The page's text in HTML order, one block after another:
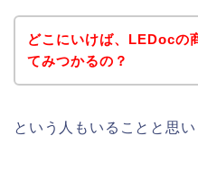
どこにいけば、LEDocの
てみつかるの？
という人もいることと思い